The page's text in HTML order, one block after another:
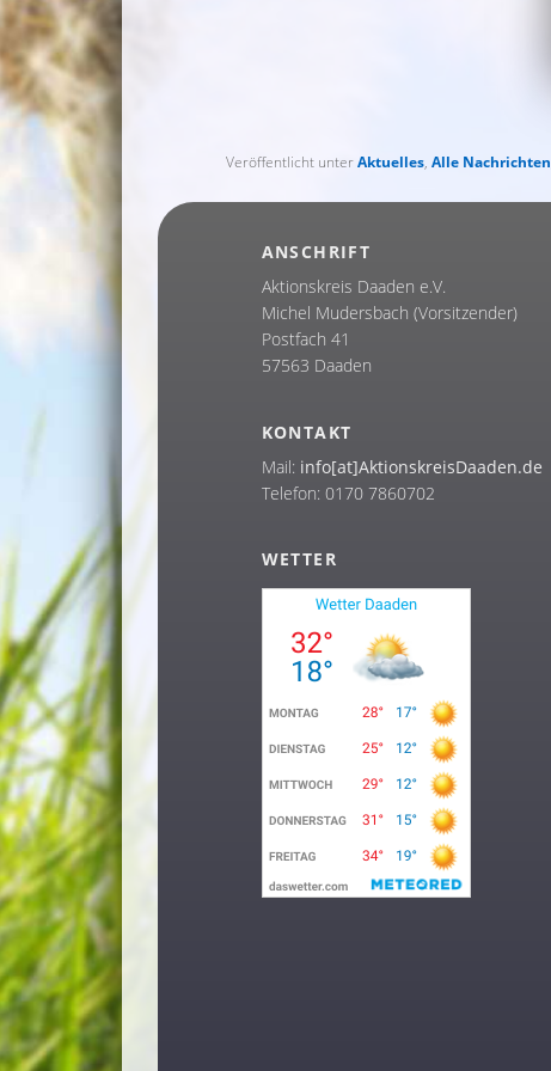
Veröffentlicht unterAktuelles, Alle Nachrichten
ANSCHRIFT
Aktionskreis Daaden e.V.
Michel Mudersbach (Vorsitzender)
Postfach 41
57563 Daaden
KONTAKT
Mail: info[at]AktionskreisDaaden.de
Telefon: 0170 7860702
WETTER